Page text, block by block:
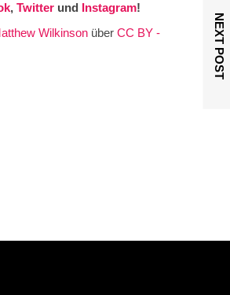
, Twitter und Instagram!
Wilkinson über CC BY -
NEXT POST